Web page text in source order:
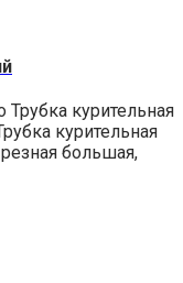
Трубка курительная
курительная
большая,